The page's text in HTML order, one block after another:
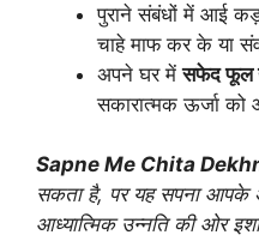
पुराने संबंधों में आई
चाहे माफ कर के या
अपने घर मेंसफेद फूल
सकारात्मक ऊर्जा को
Sapne Me Chita
सकता है, पर यह सपना आपके
आध्यात्मिक उन्नति की ओर